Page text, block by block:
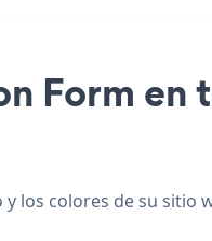
Form en
los colores de su sitio